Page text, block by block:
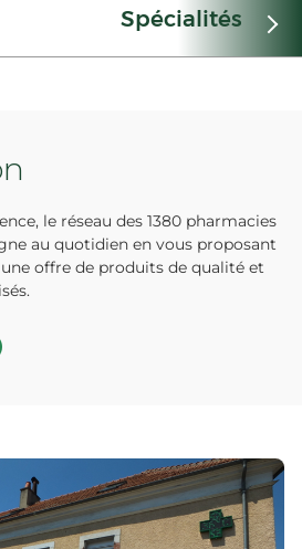
Spécialités
le réseau des 1380 pharmacies
au quotidien en vous proposant
offre de produits de qualité et